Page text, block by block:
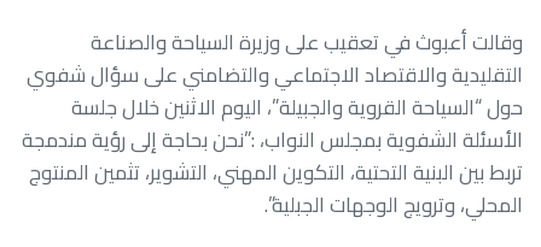
وقالت أعبوث في تعقيب على وزيرة السياحة والصناعة
التقليدية والاقتصاد الاجتماعي والتضامني على سؤال شفوي
حول “السياحة القروية والجبيلة”، اليوم الاثنين خلال جلسة
الأسئلة الشفوية بمجلس النواب، :”نحن بحاجة إلى رؤية مندمجة
تربط بين البنية التحتية، التكوين المهني، التشوير، تثمين المنتوج
المحلي، وترويج الوجهات الجبلية”.